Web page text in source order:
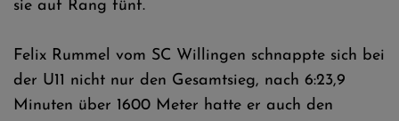
sie auf Rang fünf.
Felix Rummel vom SC Willingen schnappte sich bei
der U11 nicht nur den Gesamtsieg, nach 6:23,9
Minuten über 1600 Meter hatte er auch den